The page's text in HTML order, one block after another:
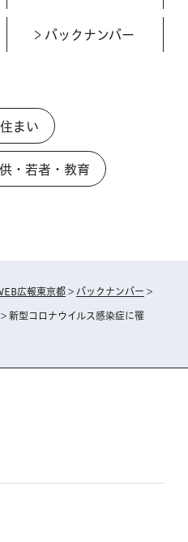
バックナンバー
まい
・若者・教育
広報東京都 > バックナンバー >
> 新型コロナウイルス感染症に罹